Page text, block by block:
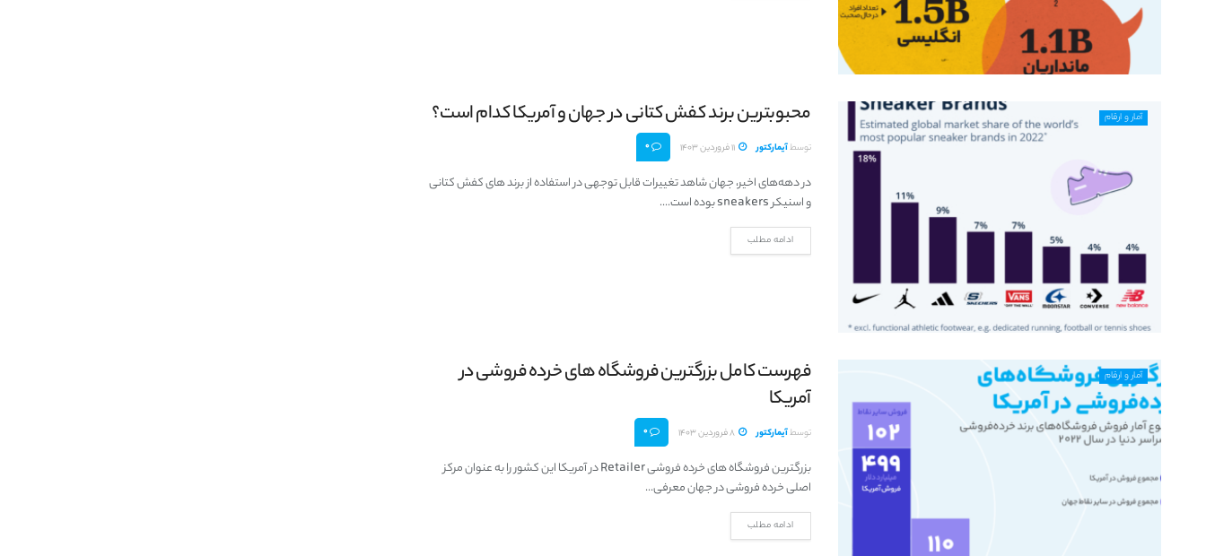
آمار و ارقام محبوبترین برند کفش کتانی در جهان و آمریکا کدام است؟
توسطآیمارکتور 0
در دهه‌های اخیر، جهان شاهد تغییرات قابل توجهی در استفاده از برند های کفش کتانی
و اسنیکر sneakers بوده است....
ادامه مطلب
آمار و ارقام
فهرست کامل بزرگترین فروشگاه های خرده فروشی در
آمریکا
توسطآیمارکتور 0
بزرگترین فروشگاه های خرده فروشی Retailer در آمریکا این کشور را به ‌عنوان مرکز
اصلی خرده‌ فروشی در جهان معرفی...
ادامه مطلب